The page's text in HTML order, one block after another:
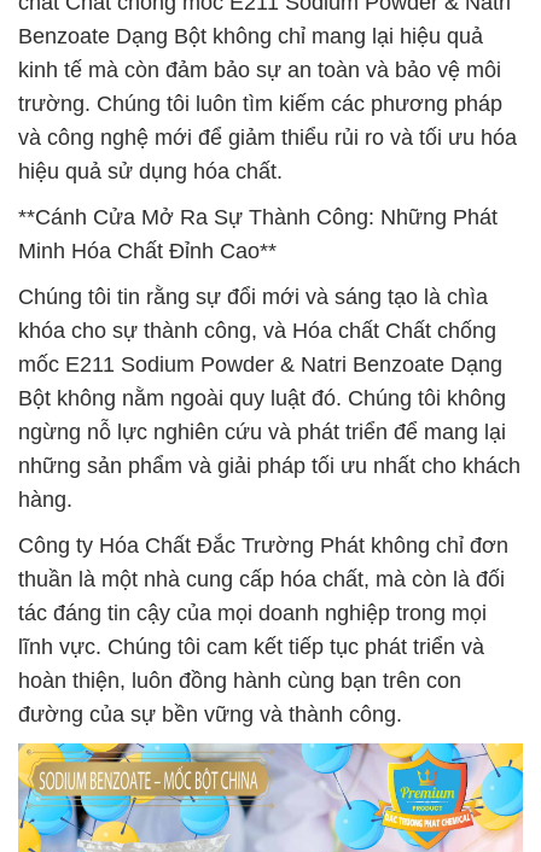
Benzoate Dạng Bột không chỉ mang lại hiệu quả
kinh tế mà còn đảm bảo sự an toàn và bảo vệ môi
trường. Chúng tôi luôn tìm kiếm các phương pháp
và công nghệ mới để giảm thiểu rủi ro và tối ưu hóa
hiệu quả sử dụng hóa chất.
**Cánh Cửa Mở Ra Sự Thành Công: Những Phát
Minh Hóa Chất Đỉnh Cao**
Chúng tôi tin rằng sự đổi mới và sáng tạo là chìa
khóa cho sự thành công, và Hóa chất Chất chống
mốc E211 Sodium Powder & Natri Benzoate Dạng
Bột không nằm ngoài quy luật đó. Chúng tôi không
ngừng nỗ lực nghiên cứu và phát triển để mang lại
những sản phẩm và giải pháp tối ưu nhất cho khách
hàng.
Công ty Hóa Chất Đắc Trường Phát không chỉ đơn
thuần là một nhà cung cấp hóa chất, mà còn là đối
tác đáng tin cậy của mọi doanh nghiệp trong mọi
lĩnh vực. Chúng tôi cam kết tiếp tục phát triển và
hoàn thiện, luôn đồng hành cùng bạn trên con
đường của sự bền vững và thành công.